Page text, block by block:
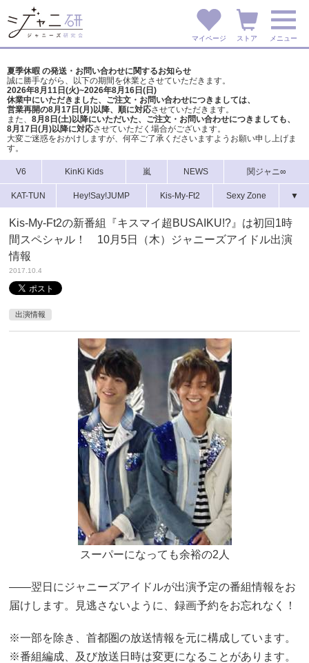
マイページ ストア メニュー
夏季休暇 の発送・お問い合わせに関するお知らせ
誠に勝手ながら、以下の期間を休業とさせていただきます。
2026年8月11日(火)~2026年8月16日(日)
休業中にいただきました、ご注文・お問い合わせにつきましては、
営業再開の8月17日(月)以降、順に対応させていただきます。
また、 8月8日(土)以降にいただいた、ご注文・ お問い合わせにつきましても、
8月17日(月)以降に対応させていただく場合がございます。
大変ご迷惑をおかけしますが、 何卒ご了承くださいますようお願い申し上げま
す。
V6 KinKi Kids 嵐 NEWS 関ジャニ∞
KAT-TUN Hey!Say!JUMP Kis-My-Ft2 Sexy Zone ▼
Kis-My-Ft2の新番組『キスマイ超BUSAIKU!?』は初回1時
間スペシャル！ 10月5日（木）ジャニーズアイドル出演
情報
2017.10.4
出演情報
スーパーになっても余裕の2人
――翌日にジャニーズアイドルが出演予定の番組情報をお
届けします。見逃さないように、録画予約をお忘れなく！
※一部を除き、首都圏の放送情報を元に構成しています。
※番組編成、及び放送日時は変更になることがあります。